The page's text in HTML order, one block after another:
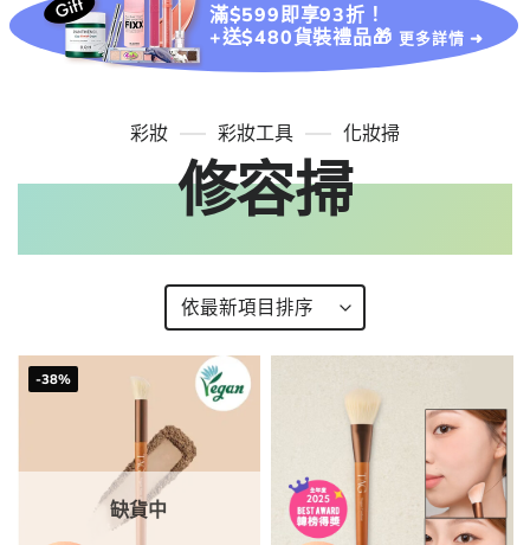
滿$599即享93折！
+送$480貨裝禮品🎁 更多詳情 ➜
彩妝 彩妝工具 化妝掃
修容掃
-38%
缺貨中